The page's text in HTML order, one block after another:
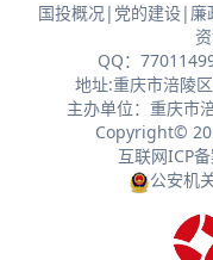
国投概况| 党的建设| 廉
QQ：
地址:重庆市涪陵
主办单位：重庆市
Copyright©
互联网ICP
公安机